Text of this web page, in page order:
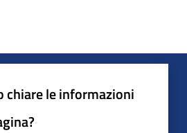
chiare le informazioni